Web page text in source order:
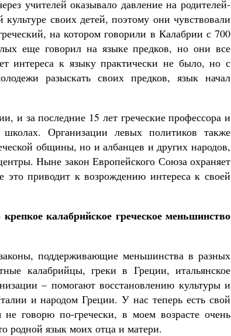
учителей оказывало давление на родителей-
своих детей, поэтому они чувствовали
на котором говорили в Калабрии с 700
еще говорил на языке предков, но они все
интереса к языку практически не было, но с
разыскать своих предков, язык начал
и за последние 15 лет греческие профессора и
Организации левых политиков также
общины, но и албанцев и других народов,
Ныне закон Европейского Союза охраняет
приводит к возрождению интереса к своей
калабрийское греческое меньшинство
поддерживающие меньшинства в разных
калабрийцы, греки в Греции, итальянское
– помогают восстановлению культуры и
и народом Греции. У нас теперь есть свой
говорю по-гречески, в моем возрасте очень
родной язык моих отца и матери.